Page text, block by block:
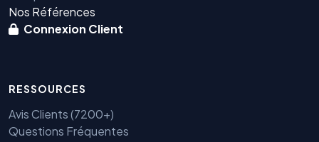
Nos Références
Connexion Client
RESSOURCES
Avis Clients (7200+)
Questions Fréquentes